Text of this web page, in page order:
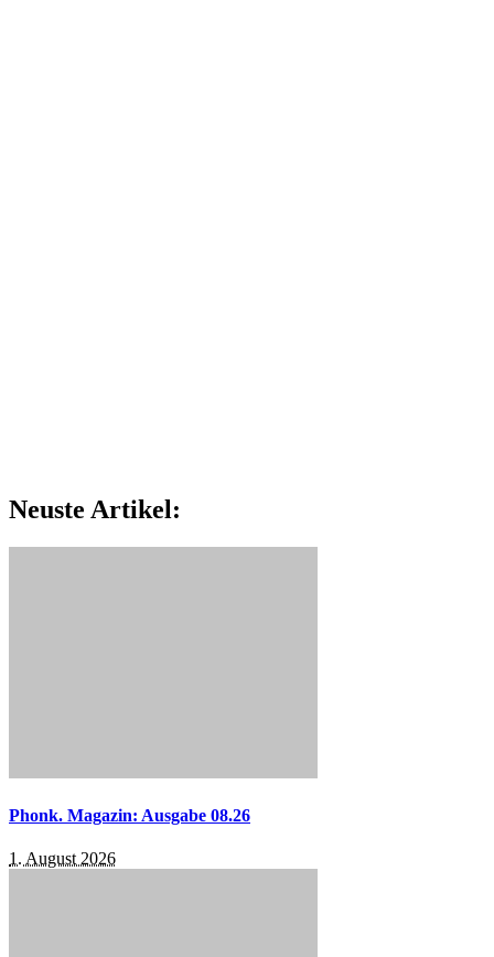
Neuste Artikel:
Phonk. Magazin: Ausgabe 08.26
1. August 2026